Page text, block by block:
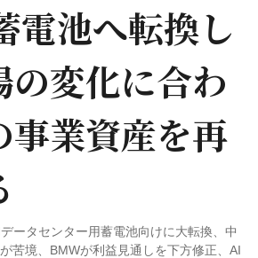
電池へ転換し
の変化に合わ
事業資産を再
ータセンター用蓄電池向けに大転換、中
苦境、BMWが利益見通しを下方修正、AI